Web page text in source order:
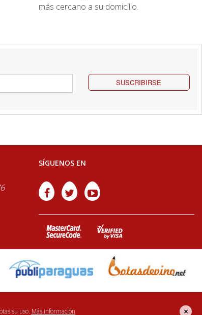
su uso. Más información ×
más cercano a su domicilio.
SUSCRIBIRSE
SÍGUENOS EN